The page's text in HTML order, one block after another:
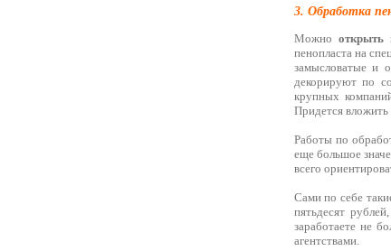
3. Обработка
Можно открыть
пенопласта на
замысловатые и
декорируют по
крупных
Придется
Работы по
еще большое
всего
Сами по себе
пятьдесят
заработаете не
агентствами.